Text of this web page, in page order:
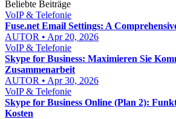
Beliebte Beiträge
VoIP & Telefonie
Fuse.net Email Settings: A
AUTOR • Apr 20, 2026
VoIP & Telefonie
Skype for Business: Maximieren Sie
Zusammenarbeit
AUTOR • Apr 30, 2026
VoIP & Telefonie
Skype for Business Online (Plan 2):
Kosten